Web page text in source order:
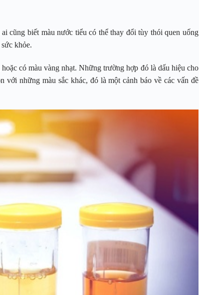
cũng biết màu nước tiểu có thể thay đổi tùy thói quen uống
khỏe.
có màu vàng nhạt. Những trường hợp đó là dấu hiệu cho
những màu sắc khác, đó là một cảnh báo về các vấn đề